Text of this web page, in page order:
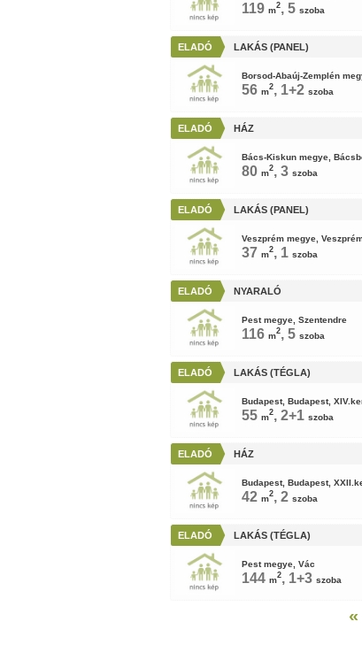
119 m2, 5 szoba
ELADÓ LAKÁS (PANEL)
Borsod-Abaúj-Zemplén
56 m2, 1+2 szoba
ELADÓ HÁZ
Bács-Kiskun megye,
80 m2, 3 szoba
ELADÓ LAKÁS (PANEL)
Veszprém megye,
37 m2, 1 szoba
ELADÓ NYARALÓ
Pest megye, Szentendre
116 m2, 5 szoba
ELADÓ LAKÁS (TÉGLA)
Budapest, Budapest,
55 m2, 2+1 szoba
ELADÓ HÁZ
Budapest, Budapest,
42 m2, 2 szoba
ELADÓ LAKÁS (TÉGLA)
Pest megye, Vác
144 m2, 1+3 szoba
«